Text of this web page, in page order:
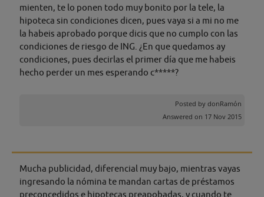
mienten, te lo ponen todo muy bonito por la tele, la
hipoteca sin condiciones dicen, pues vaya si a mi no me
la habeis aprobado porque dicis que no cumplo con las
condiciones de riesgo de ING. ¿En que quedamos ay
condiciones, pues decirlas el primer día que me habeis
hecho perder un mes esperando c*****?
Posted by donRamón
Answered on 17 Nov 2015
Mucha publicidad, diferencial muy bajo, mientras vayas
ingresando la nómina te mandan cartas de préstamos
preconcedidos e hipotecas preapobadas, y cuando te